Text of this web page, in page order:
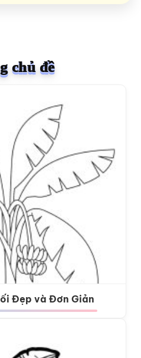
chủ đề
Đẹp và Đơn Giản